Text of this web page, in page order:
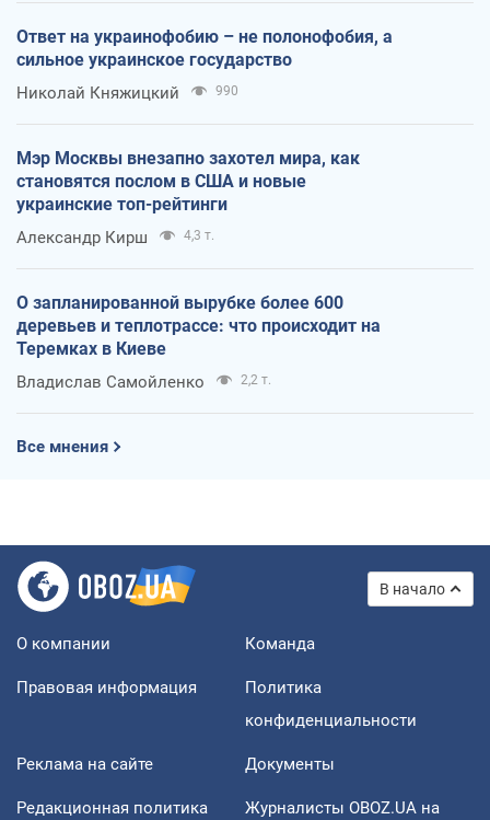
Ответ на украинофобию – не полонофобия, а
сильное украинское государство
Николай Княжицкий 990
Мэр Москвы внезапно захотел мира, как
становятся послом в США и новые
украинские топ-рейтинги
Александр Кирш 4,3 т.
О запланированной вырубке более 600
деревьев и теплотрассе: что происходит на
Теремках в Киеве
Владислав Самойленко 2,2 т.
Все мнения
В начало
О компании Команда
Правовая информация
Политика
конфиденциальности
Реклама на сайте Документы
Редакционная политика
Журналисты OBOZ.UA на